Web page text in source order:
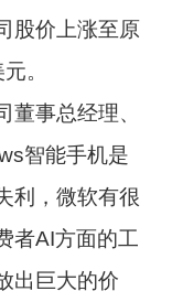
股价上涨至原
。
事总经理、
智能手机是
利，微软有很
者AI方面的工
出巨大的价